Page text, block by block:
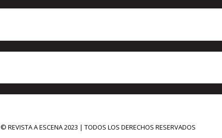
© REVISTA A ESCENA 2023 | TODOS LOS DERECHOS RESERVADOS